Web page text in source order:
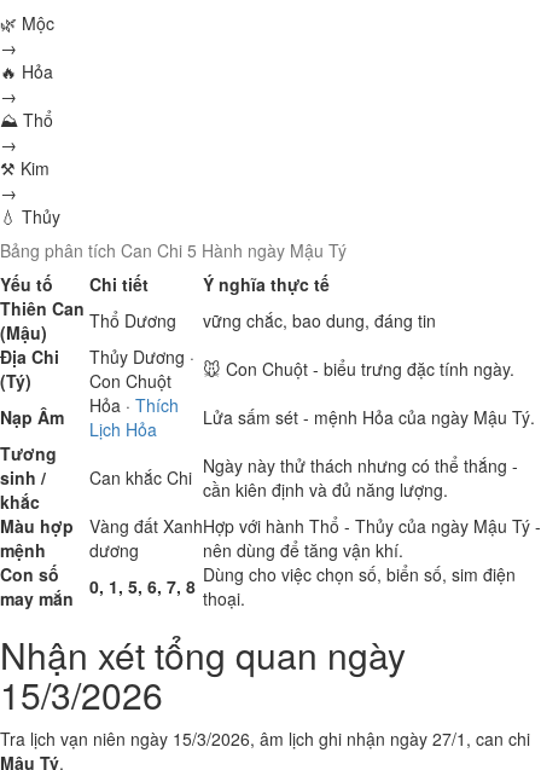
🌿 Mộc
→
🔥 Hỏa
→
⛰ Thổ
→
⚒ Kim
→
💧 Thủy
Bảng phân tích Can Chi 5 Hành ngày Mậu Tý
Yếu tố
Chi tiết
Ý nghĩa thực tế
Thiên Can
(Mậu)
Thổ Dương
vững chắc, bao dung, đáng tin
Địa Chi
(Tý)
Thủy Dương ·
Con Chuột
🐭 Con Chuột - biểu trưng đặc tính ngày.
Nạp Âm
Hỏa · Thích
Lịch Hỏa
Lửa sấm sét - mệnh Hỏa của ngày Mậu Tý.
Tương
sinh /
khắc
Can khắc Chi Ngày này thử thách nhưng có thể thắng -
cần kiên định và đủ năng lượng.
Màu hợp
mệnh
Vàng đất Xanh
dương
Hợp với hành Thổ - Thủy của ngày Mậu Tý -
nên dùng để tăng vận khí.
Con số
may mắn
0, 1, 5, 6, 7, 8 Dùng cho việc chọn số, biển số, sim điện
thoại.
Nhận xét tổng quan ngày
15/3/2026
Tra lịch vạn niên ngày 15/3/2026, âm lịch ghi nhận ngày 27/1, can chi
Mậu Tý.